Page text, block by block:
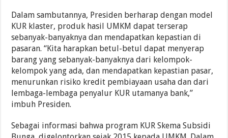
Dalam sambutannya, Presiden berharap dengan model
KUR klaster, produk hasil UMKM dapat terserap
sebanyak-banyaknya dan mendapatkan kepastian di
pasaran. “Kita harapkan betul-betul dapat menyerap
barang yang sebanyak-banyaknya dari kelompok-
kelompok yang ada, dan mendapatkan kepastian pasar,
menurunkan risiko kredit pembiayaan usaha dan dari
lembaga-lembaga penyalur KUR utamanya bank,”
imbuh Presiden.
Sebagai informasi bahwa program KUR Skema Subsidi